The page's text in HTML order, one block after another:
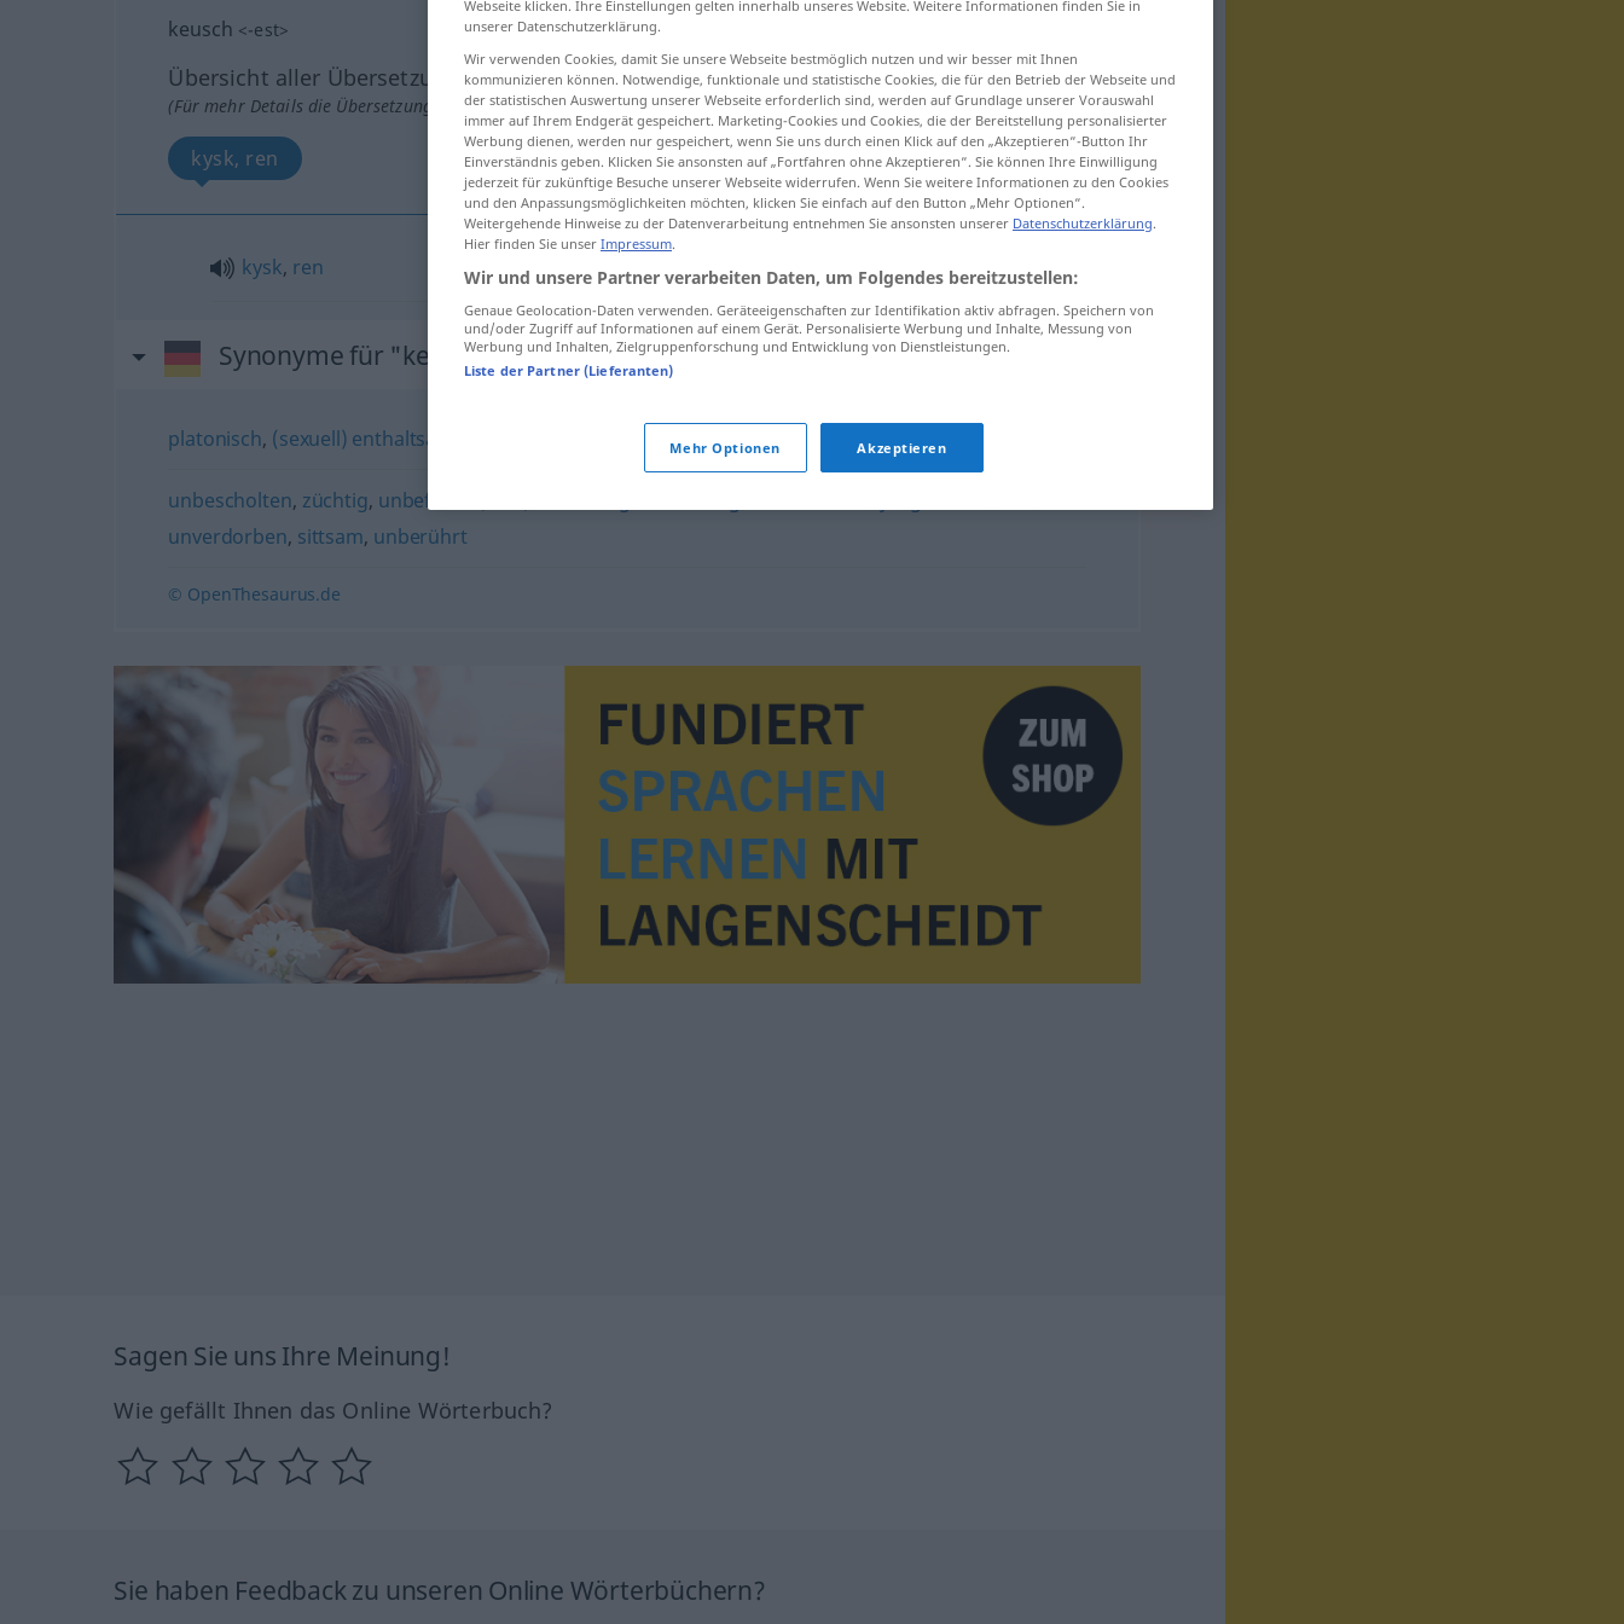
keusch <-est>
Übersicht aller Übersetzungen
(Für mehr Details die Übersetzung anklicken/antippen)
kysk, ren
kysk, ren keusch
Synonyme für "keusch"
platonisch, (sexuell) enthaltsam
unbescholten, züchtig, unbefleckt (bibl.)
unverdorben, sittsam, unberührt
© OpenThesaurus.de
Sagen Sie uns Ihre Meinung!
Wie gefällt Ihnen das Online Wörterbuch?
Sie haben Feedback zu unseren Online Wörterbüchern?
Webseite klicken. Ihre Einstellungen gelten innerhalb unseres Website. Weitere Informationen finden Sie in
unserer Datenschutzerklärung.
Wir verwenden Cookies, damit Sie unsere Webseite bestmöglich nutzen und wir besser mit Ihnen
kommunizieren können. Notwendige, funktionale und statistische Cookies, die für den Betrieb der Webseite und
der statistischen Auswertung unserer Webseite erforderlich sind, werden auf Grundlage unserer Vorauswahl
immer auf Ihrem Endgerät gespeichert. Marketing-Cookies und Cookies, die der Bereitstellung personalisierter
Werbung dienen, werden nur gespeichert, wenn Sie uns durch einen Klick auf den „Akzeptieren“-Button Ihr
Einverständnis geben. Klicken Sie ansonsten auf „Fortfahren ohne Akzeptieren“. Sie können Ihre Einwilligung
jederzeit für zukünftige Besuche unserer Webseite widerrufen. Wenn Sie weitere Informationen zu den Cookies
und den Anpassungsmöglichkeiten möchten, klicken Sie einfach auf den Button „Mehr Optionen“.
Weitergehende Hinweise zu der Datenverarbeitung entnehmen Sie ansonsten unserer Datenschutzerklärung.
Hier finden Sie unser Impressum.
Wir und unsere Partner verarbeiten Daten, um Folgendes bereitzustellen:
Genaue Geolocation-Daten verwenden. Geräteeigenschaften zur Identifikation aktiv abfragen. Speichern von
und/oder Zugriff auf Informationen auf einem Gerät. Personalisierte Werbung und Inhalte, Messung von
Werbung und Inhalten, Zielgruppenforschung und Entwicklung von Dienstleistungen.
Liste der Partner (Lieferanten)
Mehr Optionen Akzeptieren